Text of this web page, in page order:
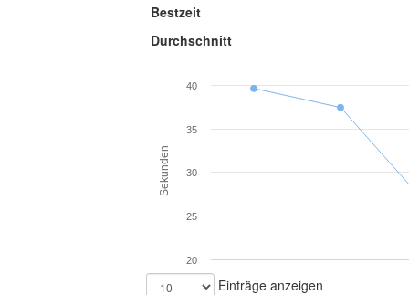
Bestzeit
Durchschnitt
Sekunden
20
25
30
35
40
Einträge anzeigen